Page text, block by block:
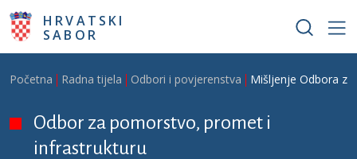
Skoči na glavni sadržaj
HRVATSKI
SABOR
Breadcrumb
Početna Radna tijela Odbori i povjerenstva Mišljenje Odbora
Odbor za pomorstvo, promet i
infrastrukturu